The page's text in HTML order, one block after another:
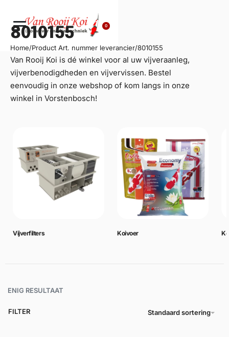
0
8010155
Home/Product Art. nummer leverancier/8010155
Van Rooij Koi is dé winkel voor al uw vijveraanleg,
vijverbenodigdheden en vijvervissen. Bestel
eenvoudig in onze webshop of kom langs in onze
winkel in Vorstenbosch!
Vijverfilters Koivoer
ENIG RESULTAAT
Standaard sortering
FILTER